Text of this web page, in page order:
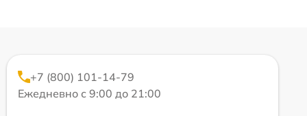
+7 (800) 101-14-79
Ежедневно с 9:00 до 21:00